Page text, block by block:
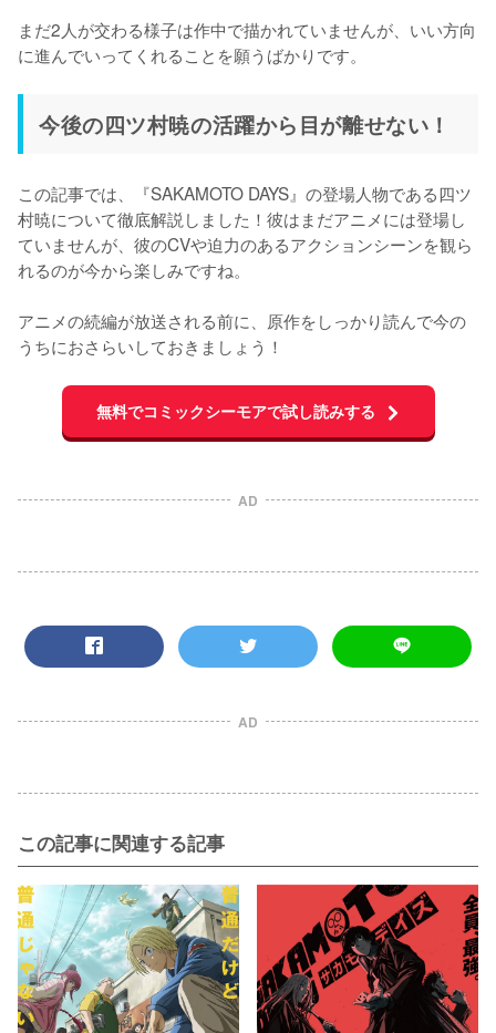
まだ2人が交わる様子は作中で描かれていませんが、いい方向
に進んでいってくれることを願うばかりです。
今後の四ツ村暁の活躍から目が離せない！
この記事では、『SAKAMOTO DAYS』の登場人物である四ツ
村暁について徹底解説しました！彼はまだアニメには登場し
ていませんが、彼のCVや迫力のあるアクションシーンを観ら
れるのが今から楽しみですね。
アニメの続編が放送される前に、原作をしっかり読んで今の
うちにおさらいしておきましょう！
無料でコミックシーモアで試し読みする
AD
AD
この記事に関連する記事